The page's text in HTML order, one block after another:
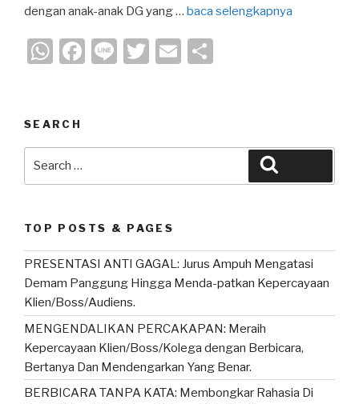
dengan anak-anak DG yang … baca selengkapnya
W
s
A
p
F
b
o
k
Li
T
E
SEARCH
TOP POSTS & PAGES
PRESENTASI ANTI GAGAL: Jurus Ampuh Mengatasi
Demam Panggung Hingga Menda-patkan Kepercayaan
Klien/Boss/Audiens.
MENGENDALIKAN PERCAKAPAN: Meraih
Kepercayaan Klien/Boss/Kolega dengan Berbicara,
Bertanya Dan Mendengarkan Yang Benar.
BERBICARA TANPA KATA: Membongkar Rahasia Di